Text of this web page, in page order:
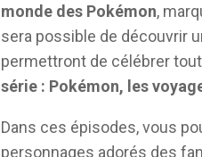
monde des Pokémon,
sera possible de découvrir
permettront de célébrer
série : Pokémon, les
Dans ces épisodes, vous
personnages adorés des